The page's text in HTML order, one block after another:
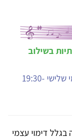
בשילוב
פתיחה 3.11.26. הקורס מועבר בזום. בימי שלישי 19:30-
דימוי עצמי